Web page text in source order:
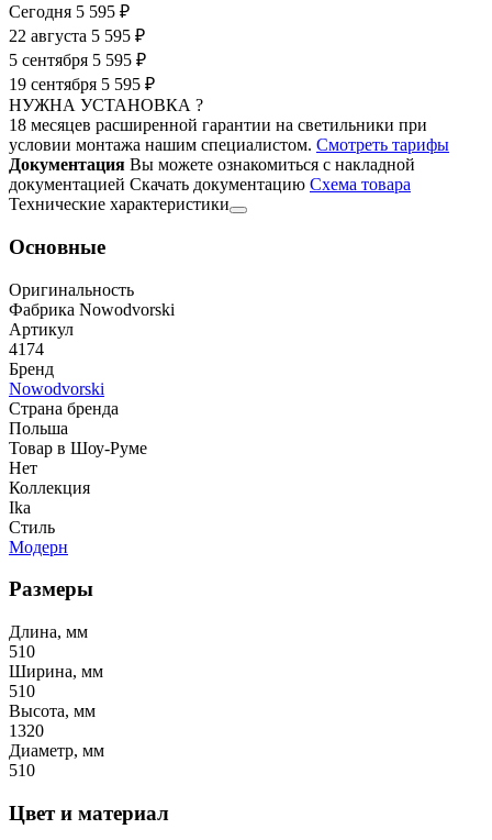
Сегодня 5 595 ₽
22 августа 5 595 ₽
5 сентября 5 595 ₽
19 сентября 5 595 ₽
НУЖНА УСТАНОВКА ?
18 месяцев расширенной гарантии на светильники при
условии монтажа нашим специалистом. Смотреть тарифы
Документация Вы можете ознакомиться с накладной
документацией Скачать документацию Cхема товара
Технические характеристики
Основные
Оригинальность
Фабрика Nowodvorski
Артикул
4174
Бренд
Nowodvorski
Страна бренда
Польша
Товар в Шоу-Руме
Нет
Коллекция
Ika
Стиль
Модерн
Размеры
Длина, мм
510
Ширина, мм
510
Высота, мм
1320
Диаметр, мм
510
Цвет и материал